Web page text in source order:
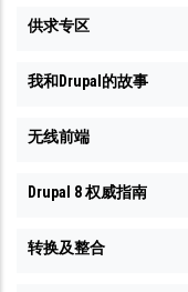
供求专区
我和Drupal的故事
无线前端
Drupal 8 权威指南
转换及整合